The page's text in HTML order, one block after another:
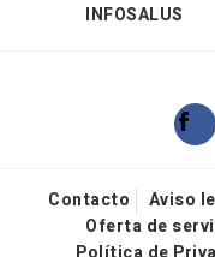
INFOSALUS
Contacto Aviso
Oferta de